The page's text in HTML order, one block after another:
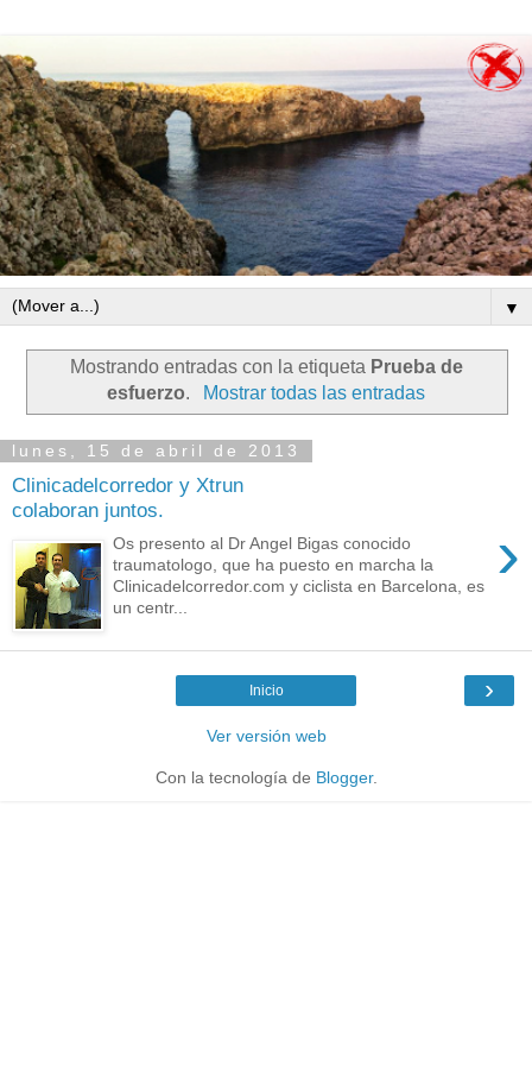
▼
Mostrando entradas con la etiqueta Prueba de
esfuerzo. Mostrar todas las entradas
lunes, 15 de abril de 2013
Clinicadelcorredor y Xtrun
colaboran juntos.
›
Os presento al Dr Angel Bigas conocido
traumatologo, que ha puesto en marcha la
Clinicadelcorredor.com y ciclista en Barcelona, es
un centr...
›
Inicio
Ver versión web
Con la tecnología de Blogger.